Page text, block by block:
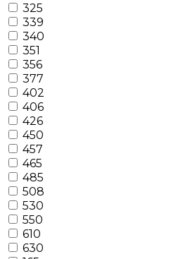
325
339
340
351
356
377
402
406
426
450
457
465
485
508
530
550
610
630